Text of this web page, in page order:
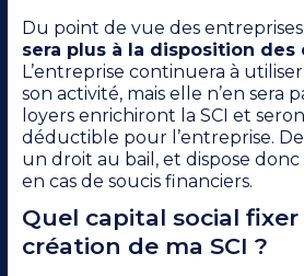
Du point de vue des
sera plus à la disposition des
L’entreprise continuera à
son activité, mais elle n’en sera
loyers enrichiront la SCI et
déductible pour l’entreprise.
un droit au bail, et dispose donc
en cas de soucis financiers.
Quel capital social fixer
création de ma SCI ?